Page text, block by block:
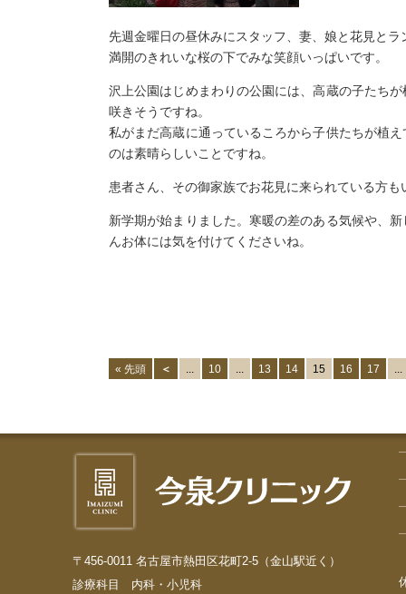
先週金曜日の昼休みにスタッフ、妻、娘と花見と
満開のきれいな桜の下でみな笑顔いっぱいです。
沢上公園はじめまわりの公園には、高蔵の子たち
咲きそうですね。
私がまだ高蔵に通っているころから子供たちが植
のは素晴らしいことですね。
患者さん、その御家族でお花見に来られている方
新学期が始まりました。寒暖の差のある気候や、
んお体には気を付けてくださいね。
« 先頭 ＜ ... 10 ... 13 14 15 16 17 ...
〒456-0011 名古屋市熱田区花町2-5（金山駅近く）
診療科目 内科・小児科